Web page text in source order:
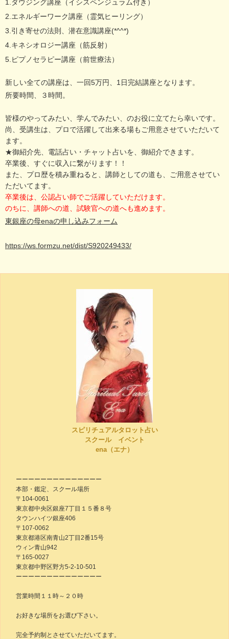
1.ダウジング講座（イシスペンジュラム付き）
2.エネルギーワーク講座（霊気ヒーリング）
3.引き寄せの法則、潜在意識講座(*^^*)
4.キネシオロジー講座（筋反射）
5.ピプノセラピー講座（前世療法）
新しい全ての講座は、一回5万円、1日完結講座となります。
所要時間、３時間。
皆様のやってみたい、学んでみたい、のお役に立てたら幸いです。
尚、受講生は、プロで活躍して出来る場もご用意させていただいて
ます。
★御紹介先、電話占い・チャット占いを、御紹介できます。
卒業後、すぐに収入に繋がります！！
また、プロ歴を積み重ねると、講師としての道も、ご用意させてい
ただいてます。
卒業後は、公認占い師でご活躍していただけます。
のちに、講師への道、試験官への道へも進めます。
東銀座の母enaの申し込みフォーム
https://ws.formzu.net/dist/S920249433/
スピリチュアルタロット占い
スクール イベント
ena（エナ）
ーーーーーーーーーーーーーー
本部・鑑定、スクール場所
〒104-0061
東京都中央区銀座7丁目１５番８号
タウンハイツ銀座406
〒107-0062
東京都港区南青山2丁目2番15号
ウィン青山942
〒165-0027
東京都中野区野方5-2-10-501
ーーーーーーーーーーーーーー
営業時間１１時～２０時
お好きな場所をお選び下さい。
完全予約制とさせていただいてます。